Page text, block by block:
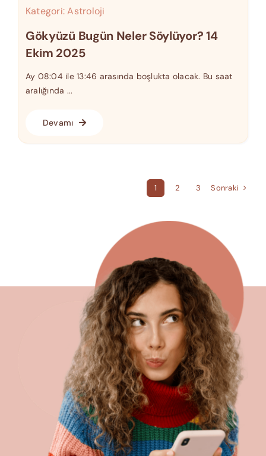
Kategori:Astroloji
Gökyüzü Bugün Neler Söylüyor? 14
Ekim 2025
Ay 08:04 ile 13:46 arasında boşlukta olacak. Bu saat
aralığında ...
Devamı
1 2 3 Sonraki